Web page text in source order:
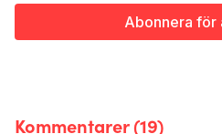
börjar denna yoga lugnt,Abonnera för
Kommentarer (19)